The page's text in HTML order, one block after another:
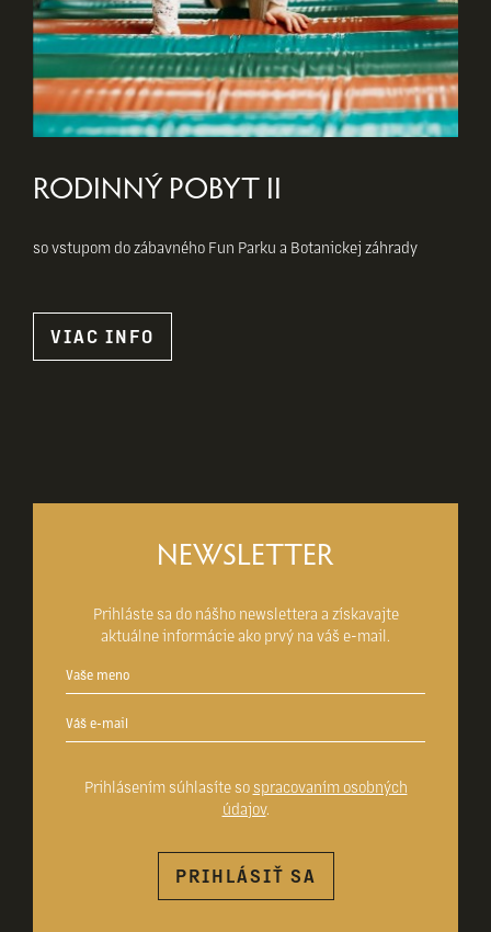
RODINNÝ POBYT II
so vstupom do zábavného Fun Parku a Botanickej záhrady
VIAC INFO
NEWSLETTER
Prihláste sa do nášho newslettera a získavajte
aktuálne informácie ako prvý na váš e-mail.
Prihlásením súhlasíte so spracovaním osobných
údajov.
PRIHLÁSIŤ SA